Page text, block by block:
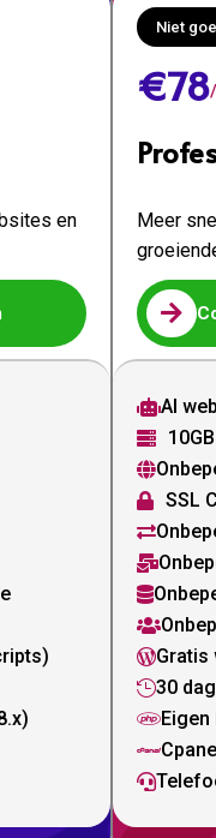
en
Niet
€78
Meer

AI


 SSL




Gratis
30
Eigen

